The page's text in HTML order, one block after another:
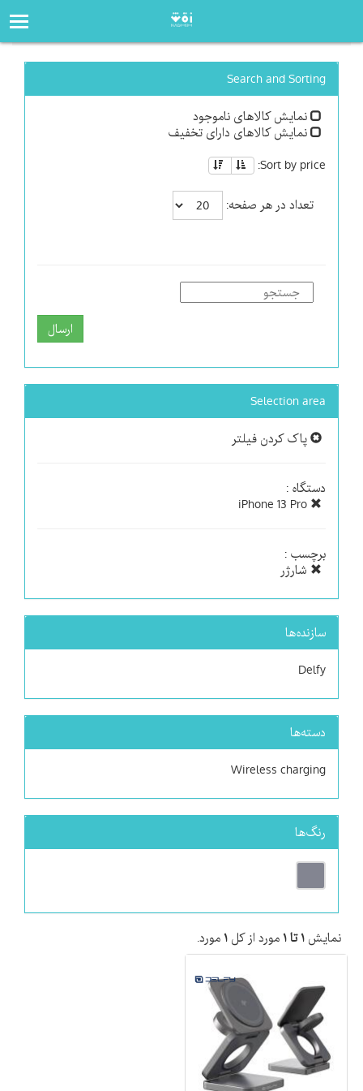
Search and Sorting
نمایش کالاهای ناموجود
نمایش کالاهای دارای تخفیف
Sort by price:
تعداد در هر صفحه:
ارسال
Selection area
پاک کردن فیلتر
دستگاه :
برچسب :
شارژر
سازنده‌ها
Delfy
دسته‌ها
Wireless charging
رنگ‌ها
نمایش ۱ تا ۱ مورد از کل ۱ مورد.